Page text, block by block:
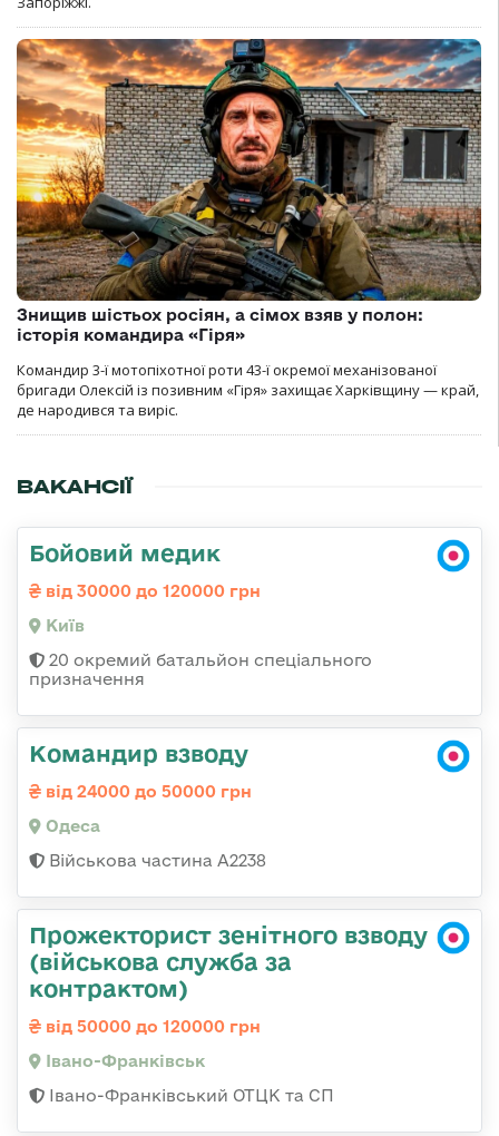
Знищив шістьох росіян, а сімох взяв у полон:
історія командира «Гіря»
Командир 3-ї мотопіхотної роти 43-ї окремої механізованої
бригади Олексій із позивним «Гіря» захищає Харківщину — край,
де народився та виріс.
ВАКАНСІЇ
Бойовий медик
від 30000 до 120000 грн
Київ
20 окремий батальйон спеціального
призначення
Командир взводу
від 24000 до 50000 грн
Одеса
Військова частина А2238
Прожекторист зенітного взводу
(військова служба за
контрактом)
від 50000 до 120000 грн
Івано-Франківськ
Івано-Франківський ОТЦК та СП